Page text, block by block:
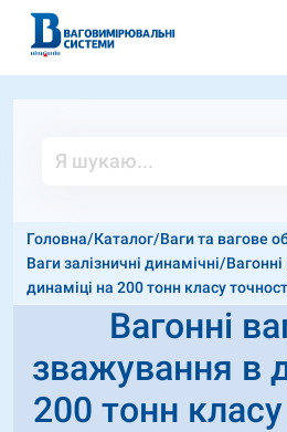
Головна/Каталог/Ваги та вагове
Ваги залізничні динамічні/
динаміці на 200 тонн класу
Вагонні
зважування в
200 тонн класу